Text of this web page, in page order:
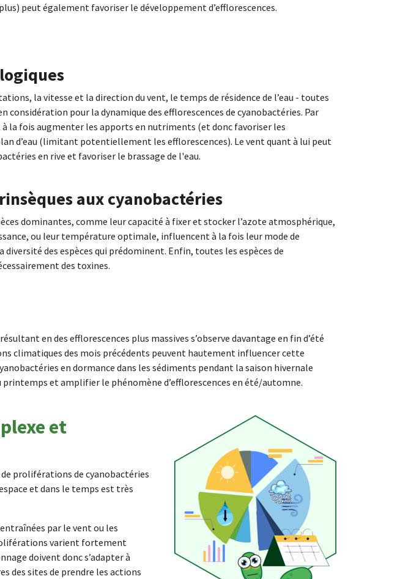
peut également favoriser le développement d’efflorescences.
la vitesse et la direction du vent, le temps de résidence de l’eau - toutes
considération pour la dynamique des efflorescences de cyanobactéries. Par
la fois augmenter les apports en nutriments (et donc favoriser les
d’eau (limitant potentiellement les efflorescences). Le vent quant à lui peut
en rive et favoriser le brassage de l'eau.
aux cyanobactéries
dominantes, comme leur capacité à fixer et stocker l’azote atmosphérique,
ou leur température optimale, influencent à la fois leur mode de
des espèces qui prédominent. Enfin, toutes les espèces de
des toxines.
en des efflorescences plus massives s’observe davantage en fin d’été
climatiques des mois précédents peuvent hautement influencer cette
en dormance dans les sédiments pendant la saison hivernale
et amplifier le phénomène d’efflorescences en été/automne.
et
proliférations de cyanobactéries
et dans le temps est très
par le vent ou les
varient fortement
doivent donc s’adapter à
des sites de prendre les actions